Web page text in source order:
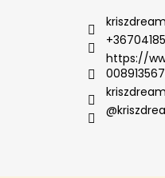
https://
kriszdream